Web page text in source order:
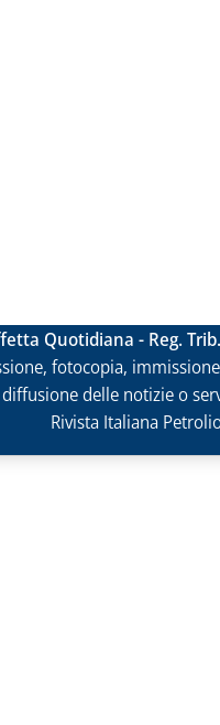
Quotidiana - Reg.
fotocopia,
delle notizie o
Rivista Italiana